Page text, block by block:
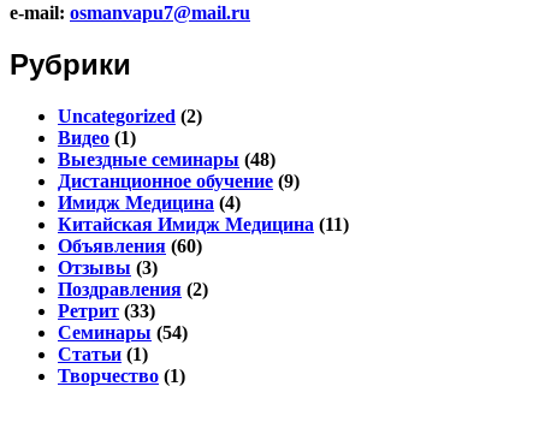
e-mail: osmanvapu7@mail.ru
Рубрики
Uncategorized (2)
Видео (1)
Выездные семинары (48)
Дистанционное обучение (9)
Имидж Медицина (4)
Китайская Имидж Медицина (11)
Объявления (60)
Отзывы (3)
Поздравления (2)
Ретрит (33)
Семинары (54)
Статьи (1)
Творчество (1)